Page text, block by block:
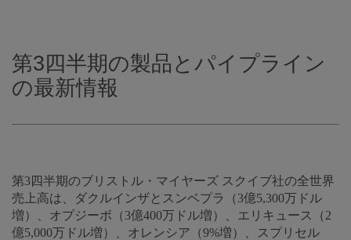
第3四半期の製品とパイプライン
の最新情報
第3四半期のブリストル・マイヤーズ スクイブ社の全世界
売上高は、ダクルインザとスンベプラ（3億5,300万ドル
増）、オプジーボ（3億400万ドル増）、エリキュース（2
億5,000万ドル増）、オレンシア（9%増）、スプリセル